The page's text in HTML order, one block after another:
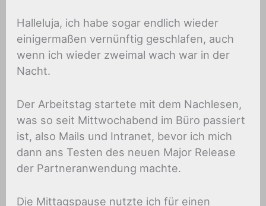
Halleluja, ich habe sogar endlich wieder
einigermaßen vernünftig geschlafen, auch
wenn ich wieder zweimal wach war in der
Nacht.
Der Arbeitstag startete mit dem Nachlesen,
was so seit Mittwochabend im Büro passiert
ist, also Mails und Intranet, bevor ich mich
dann ans Testen des neuen Major Release
der Partneranwendung machte.
Die Mittagspause nutzte ich für einen